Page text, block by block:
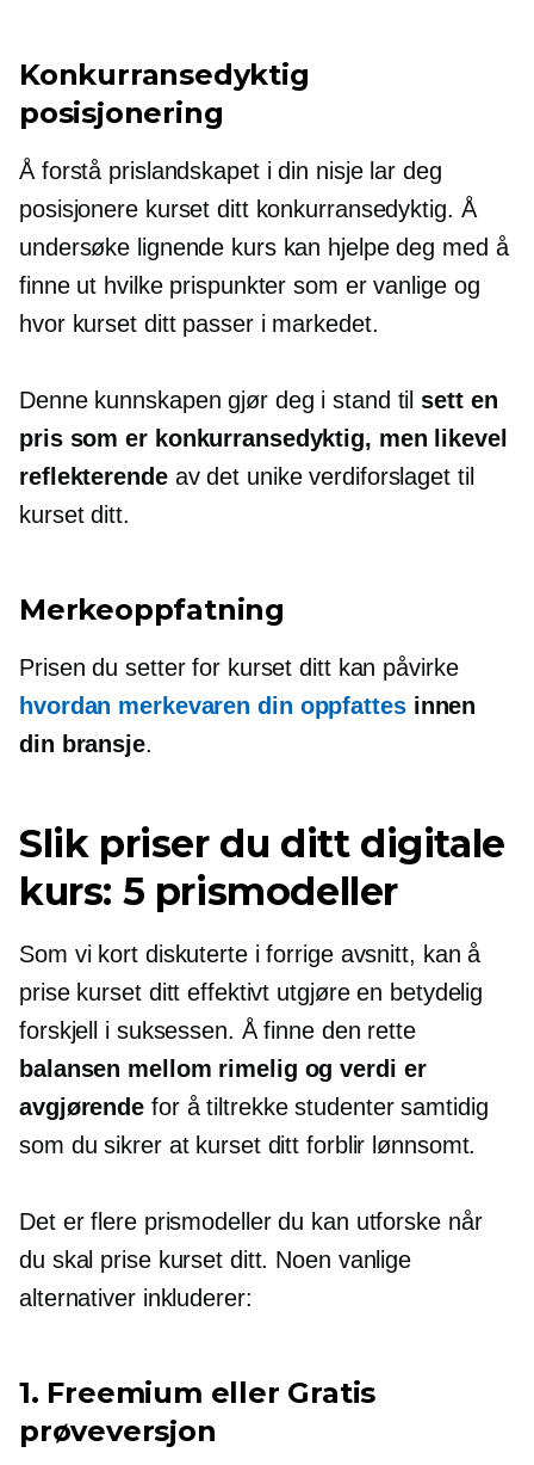
Konkurransedyktig
posisjonering
Å forstå prislandskapet i din nisje lar deg
posisjonere kurset ditt konkurransedyktig. Å
undersøke lignende kurs kan hjelpe deg med å
finne ut hvilke prispunkter som er vanlige og
hvor kurset ditt passer i markedet.
Denne kunnskapen gjør deg i stand tilsett en
pris som er konkurransedyktig, men likevel
reflekterendeav det unike verdiforslaget til
kurset ditt.
Merkeoppfatning
Prisen du setter for kurset ditt kan påvirke
hvordan merkevaren din oppfattesinnen
din bransje.
Slik priser du ditt digitale
kurs: 5 prismodeller
Som vi kort diskuterte i forrige avsnitt, kan å
prise kurset ditt effektivt utgjøre en betydelig
forskjell i suksessen. Å finne den rette
balansen mellom rimelig og verdi er
avgjørende for å tiltrekke studenter samtidig
som du sikrer at kurset ditt forblir lønnsomt.
Det er flere prismodeller du kan utforske når
du skal prise kurset ditt. Noen vanlige
alternativer inkluderer:
1. Freemium eller Gratis
prøveversjon